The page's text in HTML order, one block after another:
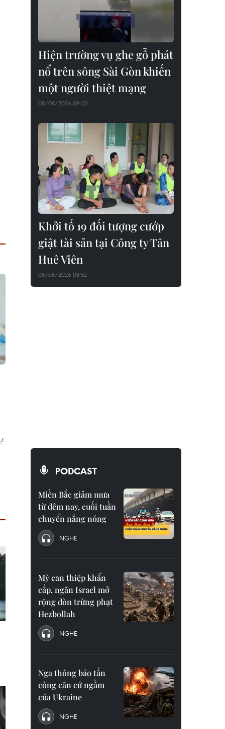
Hiện trường vụ ghe gỗ phát
nổ trên sông Sài Gòn khiến
một người thiệt mạng
08/08/2026 09:03
Khởi tố 19 đối tượng cướp
giật tài sản tại Công ty Tân
Huê Viên
08/08/2026 08:52
PODCAST
Miền Bắc giảm mưa
từ đêm nay, cuối tuần
chuyển nắng nóng
NGHE
Mỹ can thiệp khẩn
cấp, ngăn Israel mở
rộng đòn trừng phạt
Hezbollah
NGHE
Nga thông báo tấn
công căn cứ ngầm
của Ukraine
NGHE